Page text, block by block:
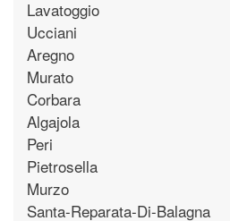
Lavatoggio
Ucciani
Aregno
Murato
Corbara
Algajola
Peri
Pietrosella
Murzo
Santa-Reparata-Di-Balagna